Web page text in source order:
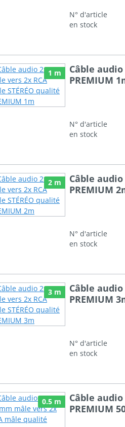
N° d'article
en stock
1 m
Câble audio
PREMIUM
N° d'article
en stock
2 m
Câble audio
PREMIUM
N° d'article
en stock
3 m
Câble audio
PREMIUM
N° d'article
en stock
0.5 m
Câble
PREMIUM